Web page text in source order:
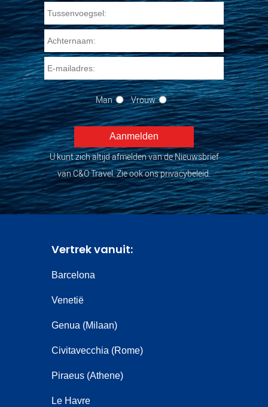
Man Vrouw
U kunt zich altijd afmelden van de Nieuwsbrief
van C&O Travel. Zie ook ons privacybeleid.
Vertrek vanuit:
Barcelona
Venetië
Genua (Milaan)
Civitavecchia (Rome)
Piraeus (Athene)
Le Havre